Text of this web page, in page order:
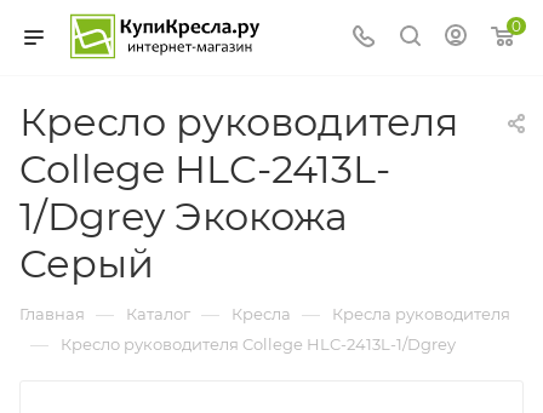
0
Кресло руководителя
College HLC-2413L-
1/Dgrey Экокожа
Серый
Главная — Каталог — Кресла — Кресла руководителя
— Кресло руководителя College HLC-2413L-1/Dgrey